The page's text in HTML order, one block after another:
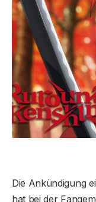
Die Ankündigung
hat bei der